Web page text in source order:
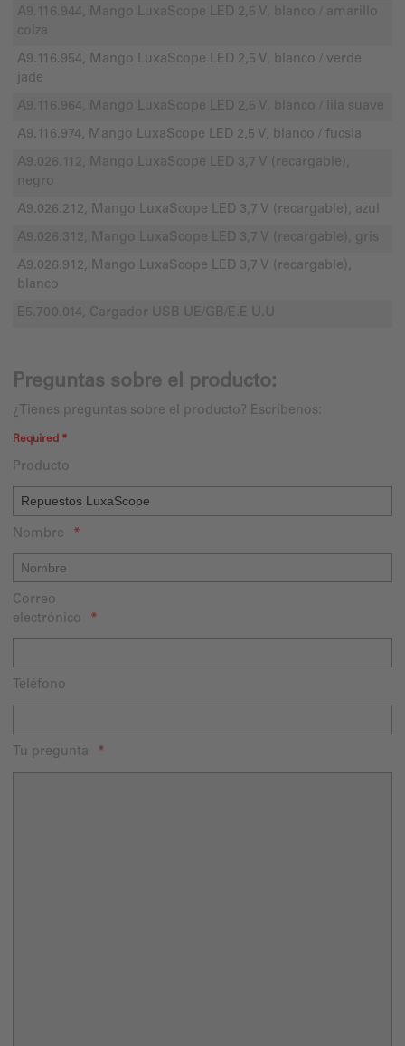
A9.116.944, Mango LuxaScope LED 2,5 V, blanco / amarillo
colza
A9.116.954, Mango LuxaScope LED 2,5 V, blanco / verde
jade
A9.116.964, Mango LuxaScope LED 2,5 V, blanco / lila suave
A9.116.974, Mango LuxaScope LED 2,5 V, blanco / fucsia
A9.026.112, Mango LuxaScope LED 3,7 V (recargable),
negro
A9.026.212, Mango LuxaScope LED 3,7 V (recargable), azul
A9.026.312, Mango LuxaScope LED 3,7 V (recargable), gris
A9.026.912, Mango LuxaScope LED 3,7 V (recargable),
blanco
E5.700.014, Cargador USB UE/GB/E.E U.U
Preguntas sobre el producto:
¿Tienes preguntas sobre el producto? Escríbenos:
Required *
Producto
Nombre
Correo
electrónico
Teléfono
Tu pregunta